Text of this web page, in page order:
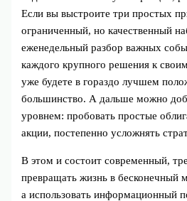
Если вы выстроите три простых
ограниченный, но качественный
еженедельный разбор важных
каждого крупного решения к
уже будете в гораздо лучшем
большинство. А дальше можно
уровнем: пробовать простые
акции, постепенно усложнять
В этом и состоит современный,
превращать жизнь в бесконечный
а использовать информационный